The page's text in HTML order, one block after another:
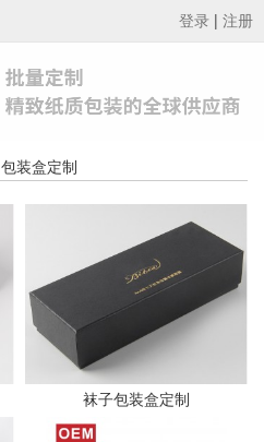
登录 | 注册
包装盒定制
袜子包装盒定制